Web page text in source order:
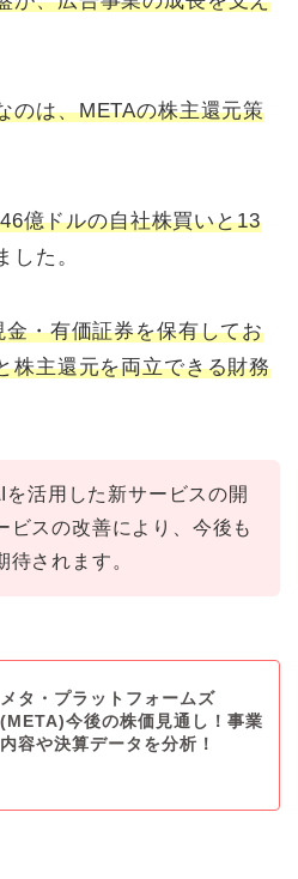
のは、METAの株主還元策
億ドルの自社株買いと13
した。
金・有価証券を保有してお
株主還元を両立できる財務
を活用した新サービスの開
ビスの改善により、今後も
待されます。
メタ・プラットフォームズ
(META)今後の株価見通し！事業
内容や決算データを分析！